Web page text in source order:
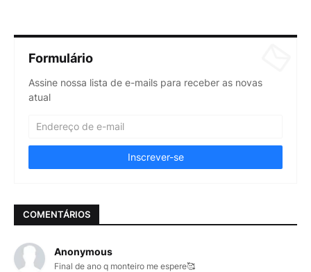
Formulário
Assine nossa lista de e-mails para receber as novas
atual
COMENTÁRIOS
Anonymous
Final de ano q monteiro me espere🥰